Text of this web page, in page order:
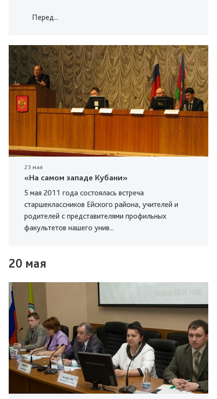
Перед...
23 мая
«На самом западе Кубани»
5 мая 2011 года состоялась встреча
старшеклассников Ейского района, учителей и
родителей с представителями профильных
факультетов нашего унив...
20 мая